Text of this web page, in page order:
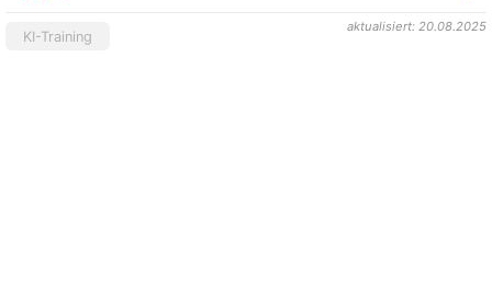
aktualisiert: 20.08.2025
KI-Training